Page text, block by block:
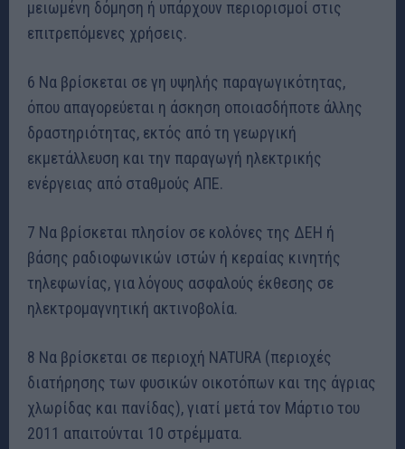
μειωμένη δόμηση ή υπάρχουν περιορισμοί στις
επιτρεπόμενες χρήσεις.
6 Να βρίσκεται σε γη υψηλής παραγωγικότητας,
όπου απαγορεύεται η άσκηση οποιασδήποτε άλλης
δραστηριότητας, εκτός από τη γεωργική
εκμετάλλευση και την παραγωγή ηλεκτρικής
ενέργειας από σταθμούς ΑΠΕ.
7 Να βρίσκεται πλησίον σε κολόνες της ΔΕΗ ή
βάσης ραδιοφωνικών ιστών ή κεραίας κινητής
τηλεφωνίας, για λόγους ασφαλούς έκθεσης σε
ηλεκτρομαγνητική ακτινοβολία.
8 Να βρίσκεται σε περιοχή NATURA (περιοχές
διατήρησης των φυσικών οικοτόπων και της άγριας
χλωρίδας και πανίδας), γιατί μετά τον Μάρτιο του
2011 απαιτούνται 10 στρέμματα.